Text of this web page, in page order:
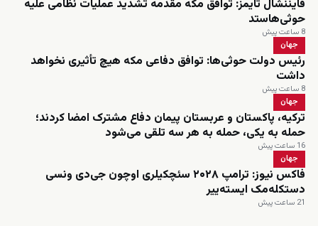
فایننشال تایمز: توافق مکه مقدمه تشدید عملیات نظامی علیه
حوثی‌هاستد
8 ساعت پیش
جهان
رئیس دولت حوثی‌ها: توافق دفاعی مکه هیچ تأثیری نخواهد
داشت
8 ساعت پیش
جهان
ترکیه، پاکستان و عربستان پیمان دفاع مشترک امضا کردند؛
حمله به یکی، حمله به هر سه تلقی می‌شود
16 ساعت پیش
جهان
فاکس نیوز: ترامپ ۲۰۲۸ سئچکیلری اوچون جی‌دی ونسی
دستکله‌مک ایسته‌ییر
21 ساعت پیش